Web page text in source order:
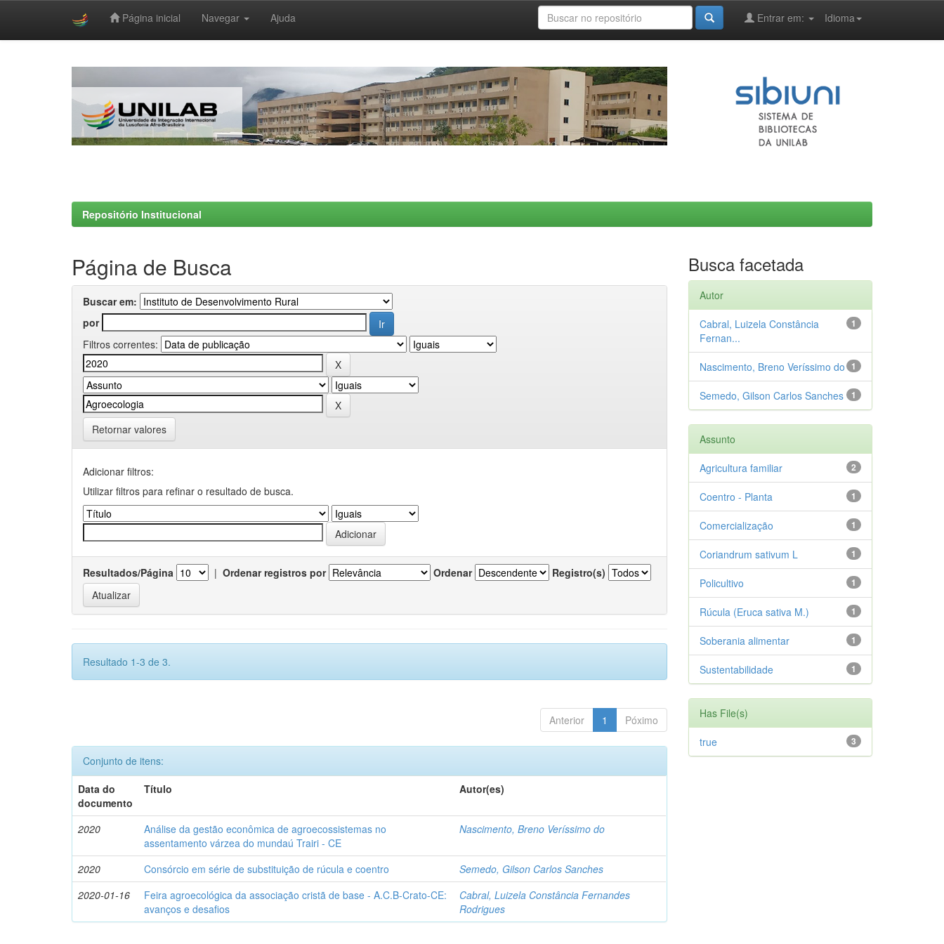
Página inicial Navegar Ajuda Idioma
Entrar em:
Repositório Institucional
Página de Busca
Buscar em:
por
Filtros correntes:
Retornar valores
Adicionar filtros:
Utilizar filtros para refinar o resultado de busca.
Resultados/Página | Ordenar registros por Ordenar Registro(s)
Resultado 1-3 de 3.
Anterior 1 Póximo
Conjunto de itens:
Data do
documento
Título Autor(es)
2020
Análise da gestão econômica de agroecossistemas no
assentamento várzea do mundaú Trairi - CE
Nascimento, Breno Veríssimo do
2020 Consórcio em série de substituição de rúcula e coentro
Semedo, Gilson Carlos Sanches
2020-01-16
Feira agroecológica da associação cristã de base - A.C.B-Crato-CE:
avanços e desafios
Cabral, Luizela Constância Fernandes
Rodrigues
Busca facetada
Autor
1
Cabral, Luizela Constância
Fernan...
1
Nascimento, Breno Veríssimo do
1
Semedo, Gilson Carlos Sanches
Assunto
2
Agricultura familiar
1
Coentro - Planta
1
Comercialização
1
Coriandrum sativum L
1
Policultivo
1
Rúcula (Eruca sativa M.)
1
Soberania alimentar
1
Sustentabilidade
Has File(s)
3
true